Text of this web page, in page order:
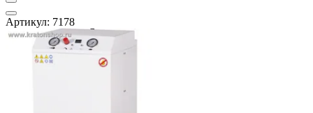
Артикул: 7178